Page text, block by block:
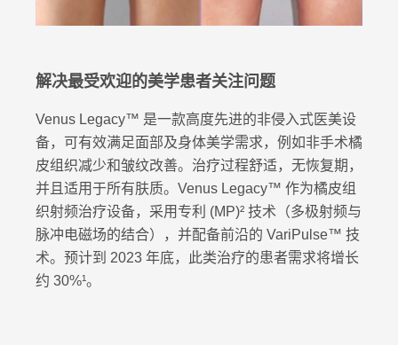
解决最受欢迎的美学患者关注问题
Venus Legacy™ 是一款高度先进的非侵入式医美设
备，可有效满足面部及身体美学需求，例如非手术橘
皮组织减少和皱纹改善。治疗过程舒适，无恢复期，
并且适用于所有肤质。Venus Legacy™ 作为橘皮组
织射频治疗设备，采用专利 (MP)² 技术（多极射频与
脉冲电磁场的结合），并配备前沿的 VariPulse™ 技
术。预计到 2023 年底，此类治疗的患者需求将增长
约 30%¹。